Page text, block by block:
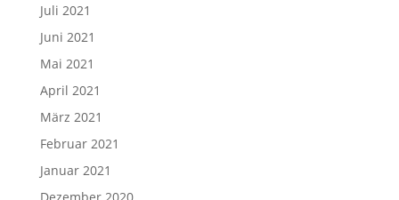
Juli 2021
Juni 2021
Mai 2021
April 2021
März 2021
Februar 2021
Januar 2021